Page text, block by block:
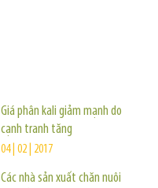
Giá phân kali giảm mạnh do
cạnh tranh tăng
04 | 02 | 2017
Các nhà sản xuất chăn nuôi